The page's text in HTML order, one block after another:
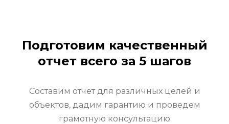
Подготовим качественный
отчет всего за 5 шагов
Составим отчет для различных целей и
объектов, дадим гарантию и проведем
грамотную консультацию